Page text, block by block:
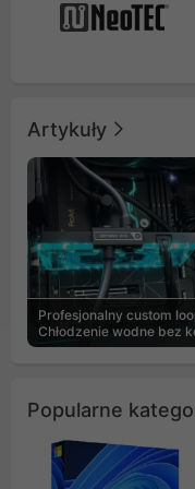
Artykuły
Profesjonalny custom
Chłodzenie wodne bez
Popularne